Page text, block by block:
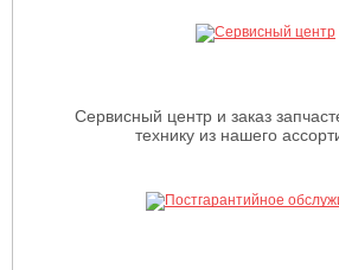
Сервисный центр и заказ
технику из нашего